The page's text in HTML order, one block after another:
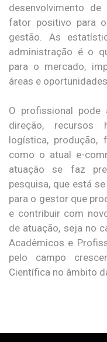
desenvolvimento
fator positivo para
gestão. As
administração é o
para o mercado,
áreas e
O profissional pode
direção, recursos
logística, produção,
como o atual e-
atuação se faz
pesquisa, que está
para o gestor que
e contribuir com
de atuação, seja no
Acadêmicos e
pelo campo
Científica no âmbito